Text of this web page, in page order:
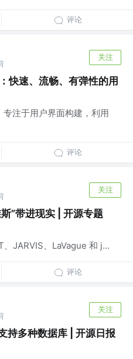
评论
关注
快速、流畅、有弹性的用
注于用户界面构建，利用
评论
关注
”带进现实 | 开源专题
JARVIS、LaVague 和 j...
评论
关注
持多种数据库 | 开源日报